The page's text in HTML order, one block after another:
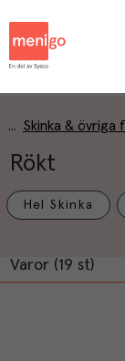
Skinka & övriga
Rökt
Hel Skinka
Varor (19 st)